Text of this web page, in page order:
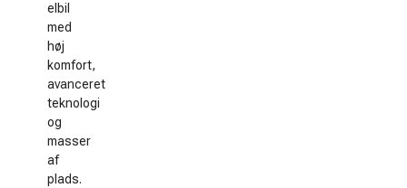
elbil
med
høj
komfort,
avanceret
teknologi
og
masser
af
plads.